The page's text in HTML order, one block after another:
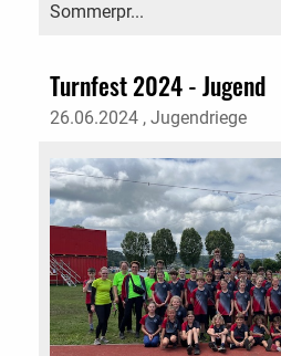
Sommerpr...
Turnfest 2024 - Jugend
26.06.2024 , Jugendriege